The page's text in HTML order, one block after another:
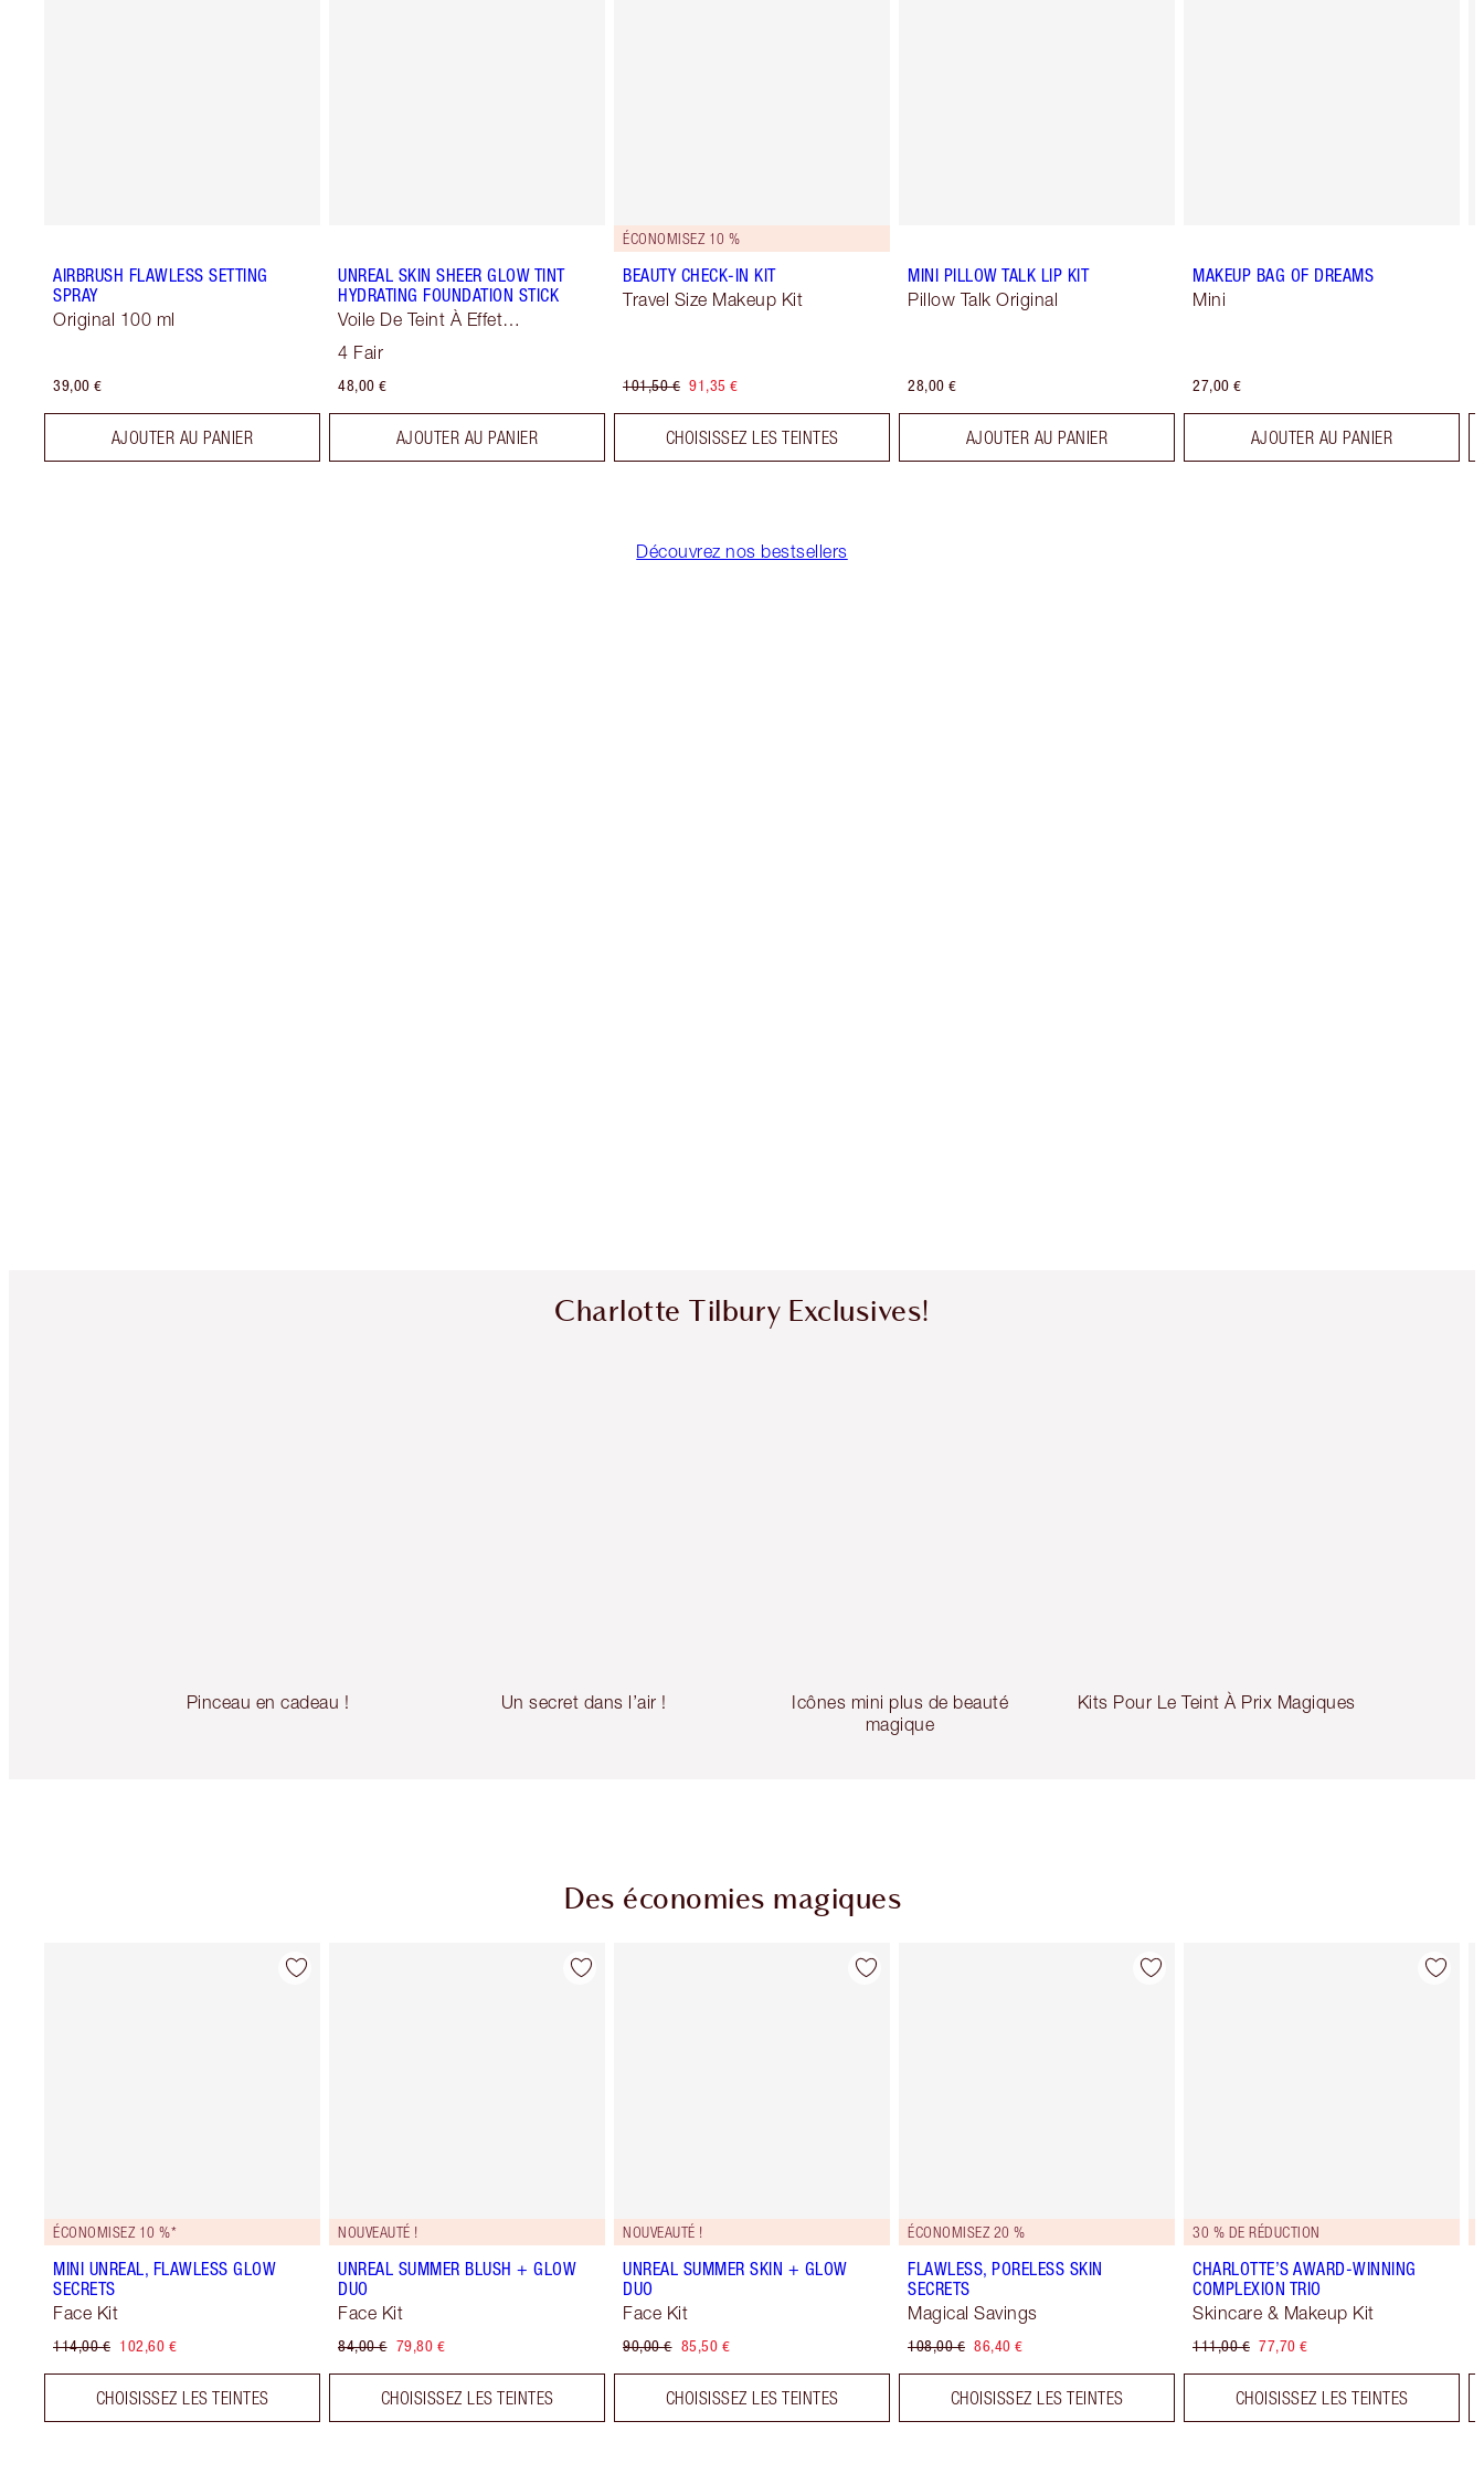
AIRBRUSH FLAWLESS SETTING
SPRAY
Original 100 ml
39,00 €
AJOUTER AU PANIER
UNREAL SKIN SHEER GLOW TINT
HYDRATING FOUNDATION STICK
Voile De Teint À Effet
4 Fair
48,00 €
AJOUTER AU PANIER
ÉCONOMISEZ 10 %
BEAUTY CHECK-IN KIT
Travel Size Makeup Kit
101,50 € 91,35 €
CHOISISSEZ LES TEINTES
MINI PILLOW TALK LIP KIT
Pillow Talk Original
28,00 €
AJOUTER AU PANIER
MAKEUP BAG OF DREAMS
Mini
27,00 €
AJOUTER AU PANIER
Découvrez nos bestsellers
Charlotte Tilbury Exclusives!
Pinceau en cadeau ! Un secret dans l’air !
Icônes mini plus de beauté
magique
Kits Pour Le Teint À Prix Magiques
Des économies magiques
ÉCONOMISEZ 10 %*
MINI UNREAL, FLAWLESS GLOW
SECRETS
Face Kit
114,00 € 102,60 €
CHOISISSEZ LES TEINTES
NOUVEAUTÉ !
UNREAL SUMMER BLUSH + GLOW
DUO
Face Kit
84,00 € 79,80 €
CHOISISSEZ LES TEINTES
NOUVEAUTÉ !
UNREAL SUMMER SKIN + GLOW
DUO
Face Kit
90,00 € 85,50 €
CHOISISSEZ LES TEINTES
ÉCONOMISEZ 20 %
FLAWLESS, PORELESS SKIN
SECRETS
Magical Savings
108,00 € 86,40 €
CHOISISSEZ LES TEINTES
30 % DE RÉDUCTION
CHARLOTTE’S AWARD-WINNING
COMPLEXION TRIO
Skincare & Makeup Kit
111,00 € 77,70 €
CHOISISSEZ LES TEINTES